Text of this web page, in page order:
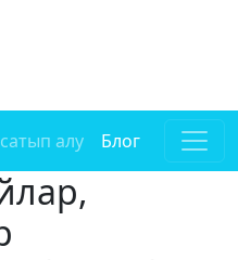
алу Блог